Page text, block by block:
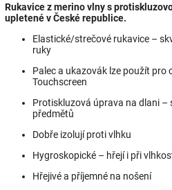
Rukavice z merino vlny s
upletené v České republice.
Elastické/strečové rukavice –
ruky
Palec a ukazovák lze použít pro
Touchscreen
Protiskluzová úprava na dlani –
předmětů
Dobře izolují proti vlhku
Hygroskopické – hřejí i při
Hřejivé a příjemné na nošení